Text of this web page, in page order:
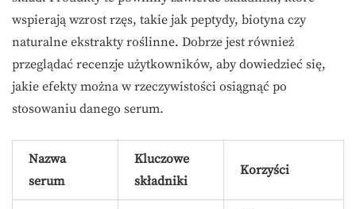
wspierają wzrost rzęs, takie jak peptydy, biotyna czy
naturalne ekstrakty roślinne. Dobrze jest również
przeglądać recenzje użytkowników, aby dowiedzieć się,
jakie efekty można w rzeczywistości osiągnąć po
stosowaniu danego serum.
Nazwa
serum
Kluczowe
składniki
Korzyści